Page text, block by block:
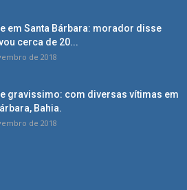
em Santa Bárbara: morador disse
cerca de 20...
de 2018
gravissimo: com diversas vítimas em
Bahia.
de 2018